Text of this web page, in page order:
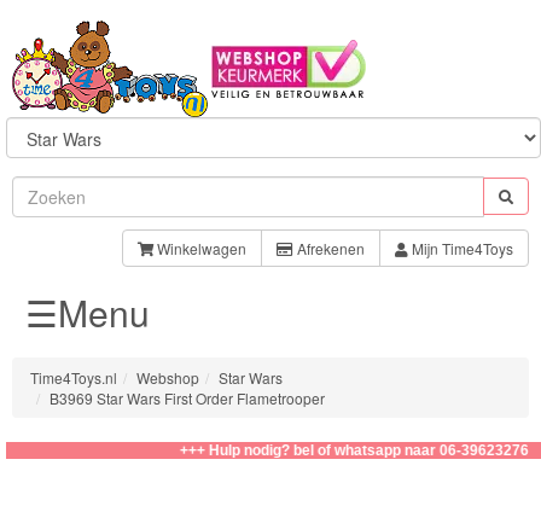
Winkelwagen Afrekenen Mijn Time4Toys
Sylvanian
Families
Aquabeads
Baby
Born
Baby
☰Menu
Time4Toys.nl Webshop
Star Wars
B3969 Star Wars First Order Flametrooper
+++ Hulp nodig? bel of whatsapp naar 06-39623276